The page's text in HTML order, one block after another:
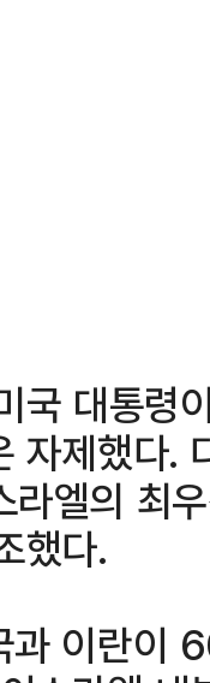
국 대통령
자제했다.
라엘의 최
했다.
과 이란이